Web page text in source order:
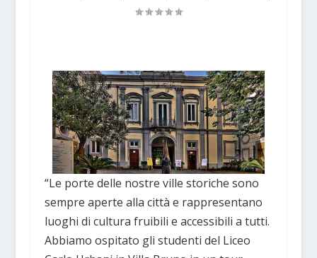
“Le porte delle nostre ville storiche sono
sempre aperte alla città e rappresentano
luoghi di cultura fruibili e accessibili a tutti.
Abbiamo ospitato gli studenti del Liceo